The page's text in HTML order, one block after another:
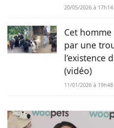
20/05/2026 à 17h14
Cet
par une
l’existence
(vidéo)
11/01/2026 à 19h48